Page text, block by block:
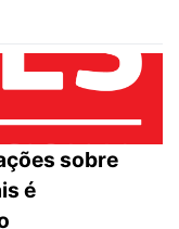
sobre
é